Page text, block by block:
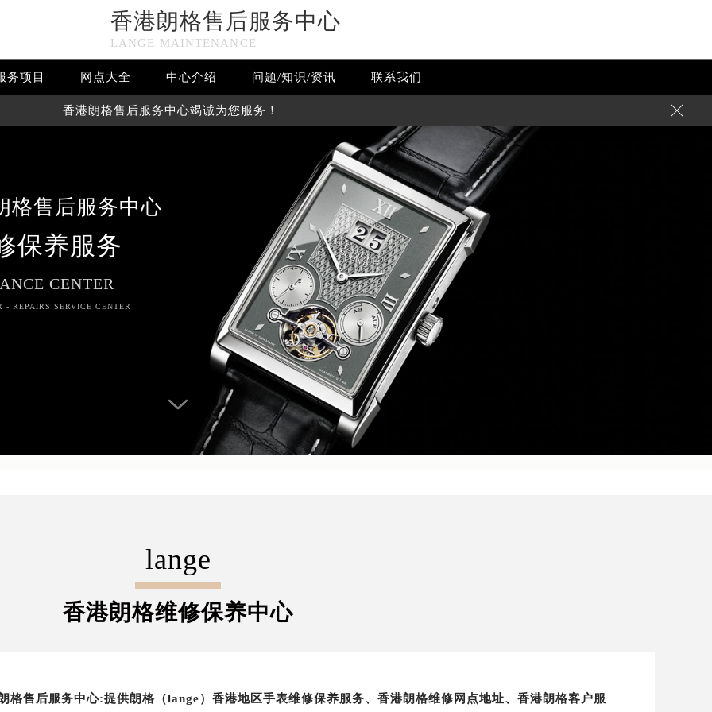
香港朗格售后服务中心
LANGE MAINTENANCE
务项目 网点大全 中心介绍 问题/知识/资讯 联系我们
香港朗格售后服务中心竭诚为您服务！ 
格售后服务中心
保养服务
CENTER
- REPAIRS SERVICE CENTER
lange
香港朗格维修保养中心
格售后服务中心:提供朗格（lange）香港地区手表维修保养服务、香港朗格维修网点地址、香港朗格客户服